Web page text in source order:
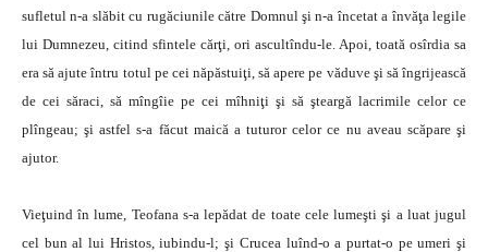
sufletul n-a slăbit cu rugăciunile către Domnul şi n-a încetat a învăţa legile
lui Dumnezeu, citind sfintele cărţi, ori ascultîndu-le. Apoi, toată osîrdia sa
era să ajute întru totul pe cei năpăstuiţi, să apere pe văduve şi să îngrijească
de cei săraci, să mîngîie pe cei mîhniţi şi să şteargă lacrimile celor ce
plîngeau; şi astfel s-a făcut maică a tuturor celor ce nu aveau scăpare şi
ajutor.
Vieţuind în lume, Teofana s-a lepădat de toate cele lumeşti şi a luat jugul
cel bun al lui Hristos, iubindu-l; şi Crucea luînd-o a purtat-o pe umeri şi